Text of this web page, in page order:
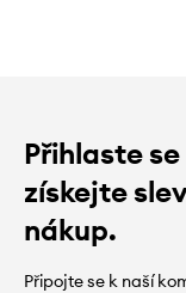
Přihlaste
získejte
nákup.
Připojte se k naší